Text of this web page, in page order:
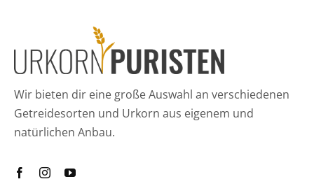
Wir bieten dir eine große Auswahl an verschiedenen
Getreidesorten und Urkorn aus eigenem und
natürlichen Anbau.